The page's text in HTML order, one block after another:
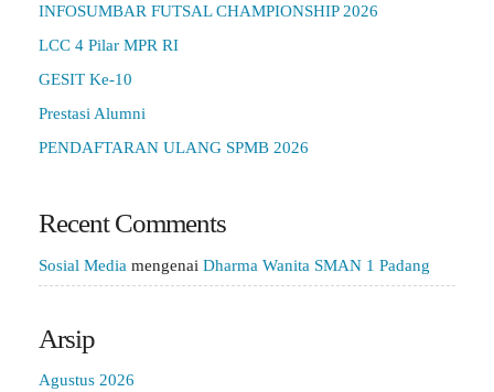
INFOSUMBAR FUTSAL CHAMPIONSHIP 2026
LCC 4 Pilar MPR RI
GESIT Ke-10
Prestasi Alumni
PENDAFTARAN ULANG SPMB 2026
Recent Comments
Sosial Media mengenai Dharma Wanita SMAN 1 Padang
Arsip
Agustus 2026